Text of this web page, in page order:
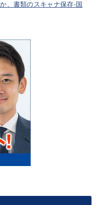
、書類のスキャナ保存-国